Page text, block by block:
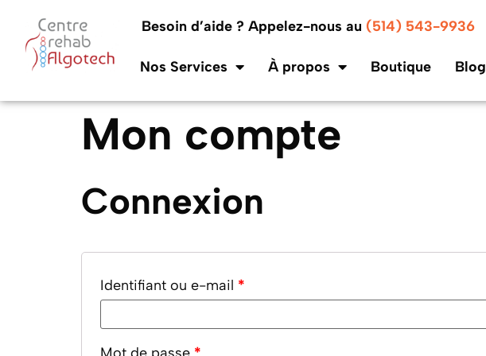
Besoin d’aide ? Appelez-nous au(514) 543-9936
Nos Services À propos Boutique Blog
Mon compte
Connexion
Identifiant ou e-mail *